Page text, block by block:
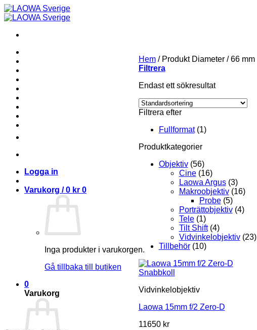
Skip
to
Logga in
Varukorg /0 kr 0
Inga produkter i varukorgen.
Gå tillbaka till butiken
0
Varukorg
Hem /Produkt Diameter /66 mm
Filtrera
Endast ett sökresultat
Filtrera efter
Fullformat (1)
Produktkategorier
Objektiv (56)
Cine (16)
Laowa Argus (3)
Makroobjektiv (16)
Probe (5)
Porträttobjektiv (4)
Tele (1)
Tilt Shift (4)
Vidvinkelobjektiv (23)
Tillbehör (10)
Snabbkoll
Vidvinkelobjektiv
Laowa 15mm f/2 Zero-D
11650 kr